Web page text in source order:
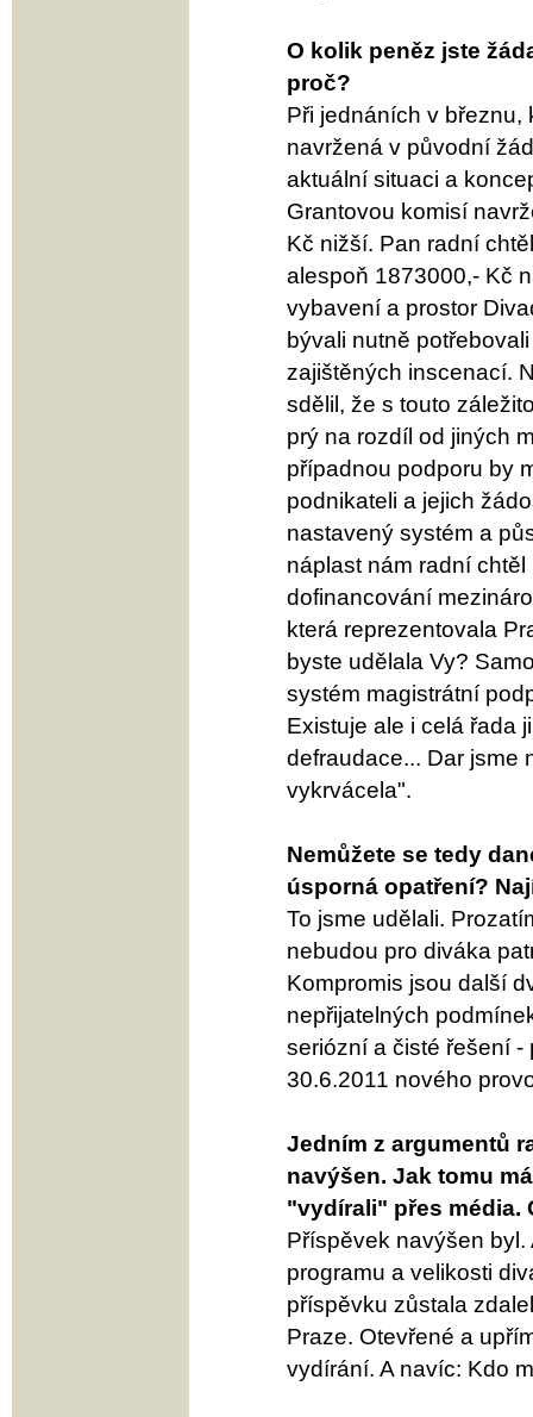
O kolik peněz jste
proč?
Při jednáních v březnu,
navržená v původní
aktuální situaci a
Grantovou komisí
Kč nižší. Pan radní
alespoň 1873000,- Kč
vybavení a prostor
bývali nutně
zajištěných inscenací.
sdělil, že s touto
prý na rozdíl od jiných
případnou podporu by
podnikateli a jejich
nastavený systém a
náplast nám radní
dofinancování
která reprezentovala
byste udělala Vy?
systém magistrátní
Existuje ale i celá řada
defraudace... Dar jsme
vykrvácela".
Nemůžete se tedy
úsporná opatření?
To jsme udělali.
nebudou pro diváka
Kompromis jsou další
nepřijatelných
seriózní a čisté řešení -
30.6.2011 nového
Jedním z argumentů
navýšen. Jak tomu
"vydírali" přes média.
Příspěvek navýšen
programu a velikosti
příspěvku zůstala
Praze. Otevřené a
vydírání. A navíc: Kdo